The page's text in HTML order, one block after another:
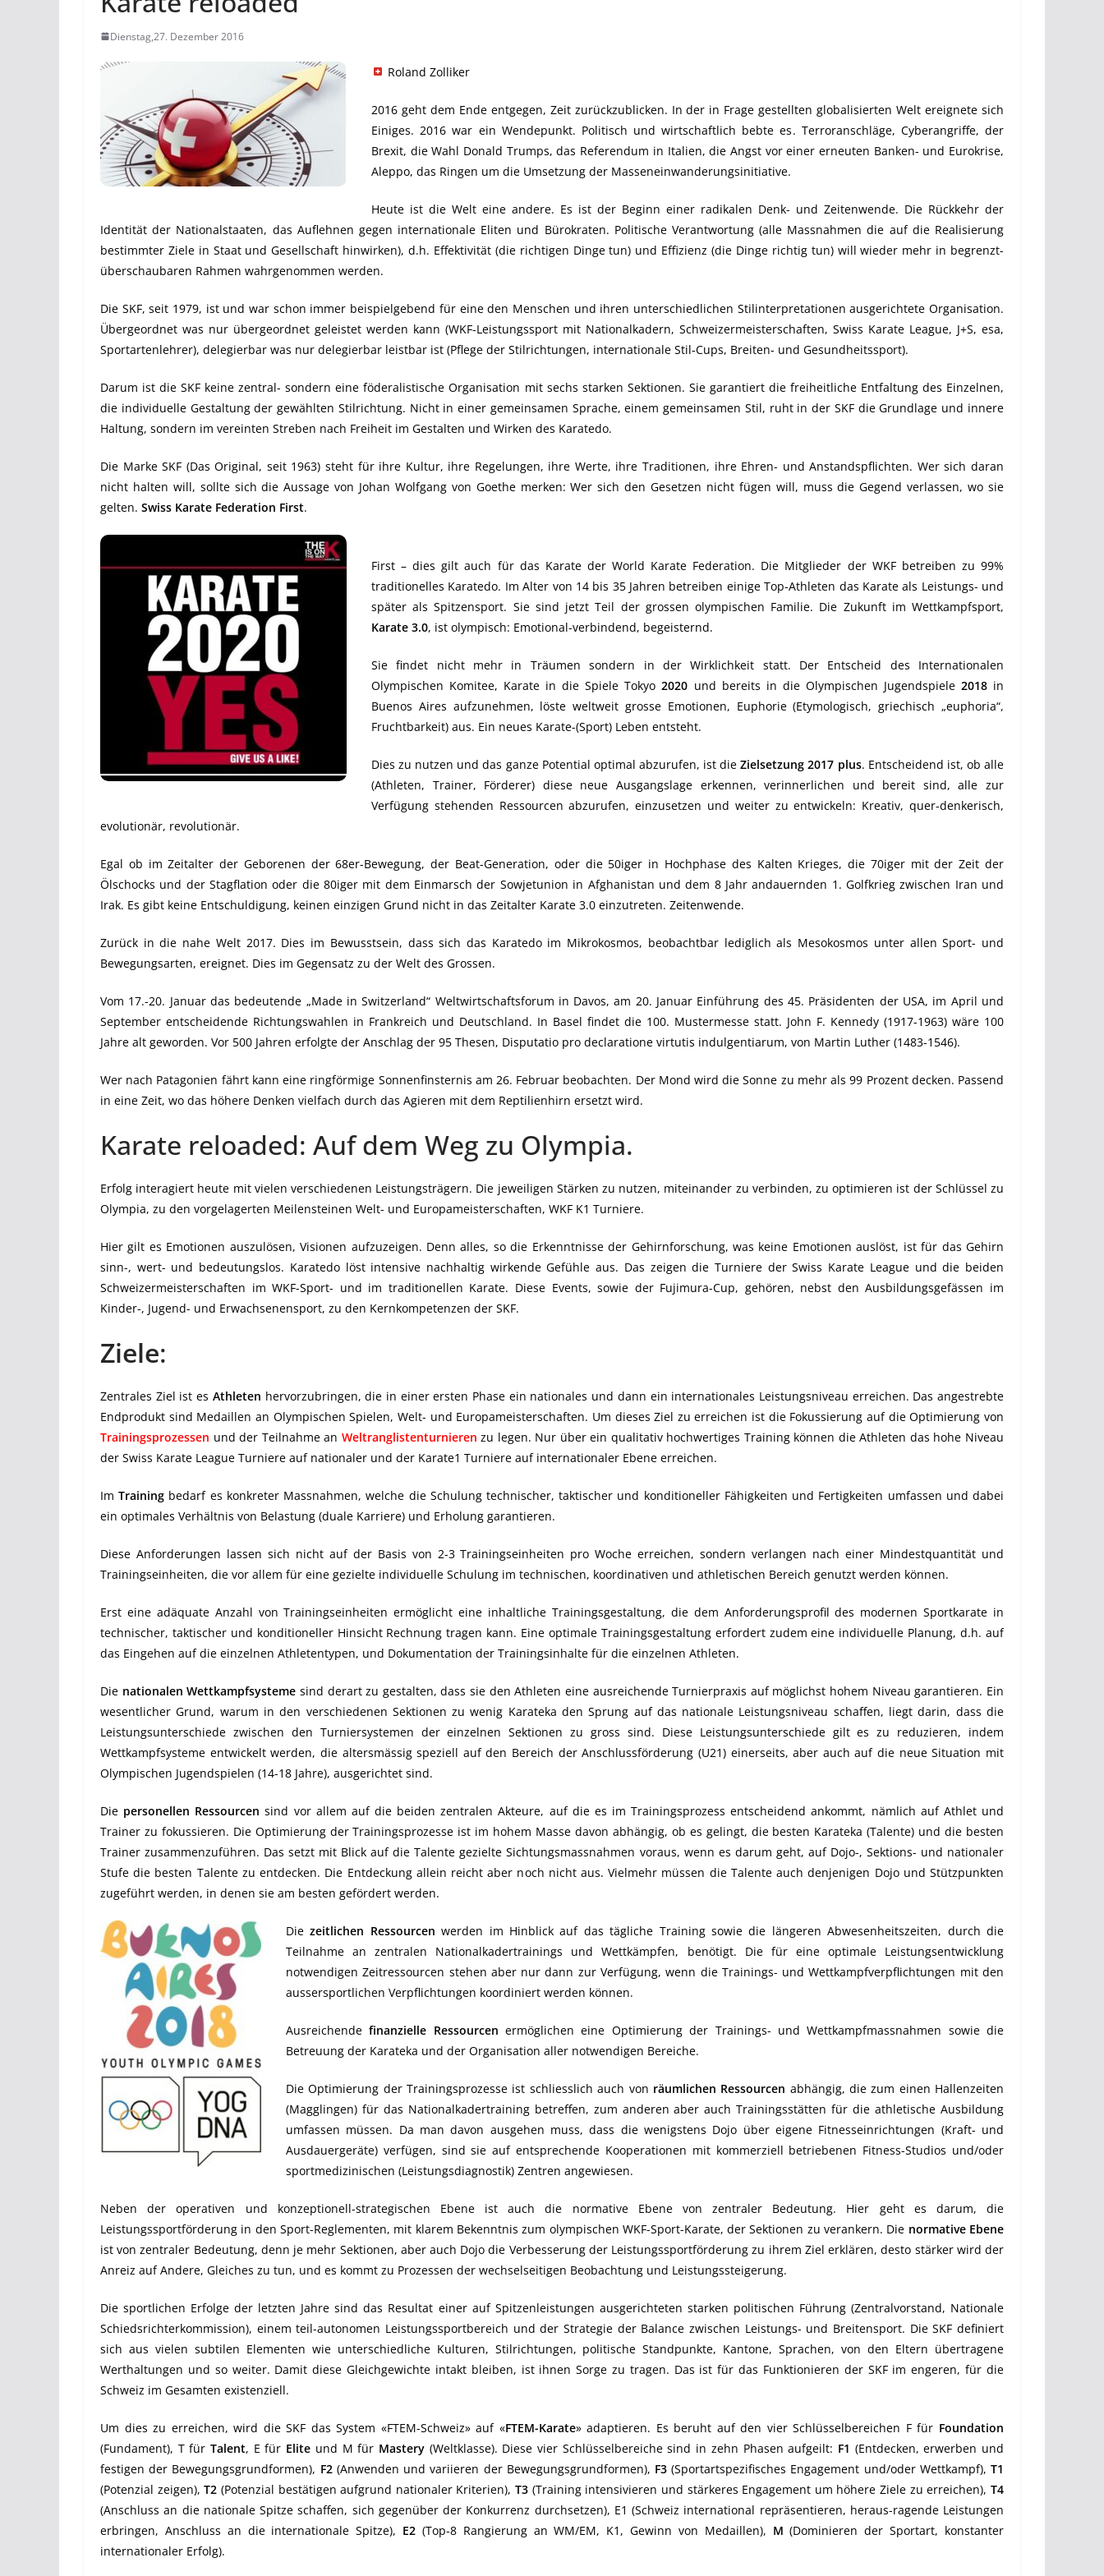
Dienstag,27. Dezember 2016
Roland Zolliker
2016 geht dem Ende entgegen, Zeit zurückzublicken. In der in Frage gestellten globalisierten Welt ereignete sich
Einiges. 2016 war ein Wendepunkt. Politisch und wirtschaftlich bebte es. Terroranschläge, Cyberangriffe, der
Brexit, die Wahl Donald Trumps, das Referendum in Italien, die Angst vor einer erneuten Banken- und Eurokrise,
Aleppo, das Ringen um die Umsetzung der Masseneinwanderungsinitiative.
Heute ist die Welt eine andere. Es ist der Beginn einer radikalen Denk- und Zeitenwende. Die Rückkehr der
Identität der Nationalstaaten, das Auflehnen gegen internationale Eliten und Bürokraten. Politische Verantwortung (alle Massnahmen die auf die Realisierung
bestimmter Ziele in Staat und Gesellschaft hinwirken), d.h. Effektivität (die richtigen Dinge tun) und Effizienz (die Dinge richtig tun) will wieder mehr in begrenzt-
überschaubaren Rahmen wahrgenommen werden.
Die SKF, seit 1979, ist und war schon immer beispielgebend für eine den Menschen und ihren unterschiedlichen Stilinterpretationen ausgerichtete Organisation.
Übergeordnet was nur übergeordnet geleistet werden kann (WKF-Leistungssport mit Nationalkadern, Schweizermeisterschaften, Swiss Karate League, J+S, esa,
Sportartenlehrer), delegierbar was nur delegierbar leistbar ist (Pflege der Stilrichtungen, internationale Stil-Cups, Breiten- und Gesundheitssport).
Darum ist die SKF keine zentral- sondern eine föderalistische Organisation mit sechs starken Sektionen. Sie garantiert die freiheitliche Entfaltung des Einzelnen,
die individuelle Gestaltung der gewählten Stilrichtung. Nicht in einer gemeinsamen Sprache, einem gemeinsamen Stil, ruht in der SKF die Grundlage und innere
Haltung, sondern im vereinten Streben nach Freiheit im Gestalten und Wirken des Karatedo.
Die Marke SKF (Das Original, seit 1963) steht für ihre Kultur, ihre Regelungen, ihre Werte, ihre Traditionen, ihre Ehren- und Anstandspflichten. Wer sich daran
nicht halten will, sollte sich die Aussage von Johan Wolfgang von Goethe merken: Wer sich den Gesetzen nicht fügen will, muss die Gegend verlassen, wo sie
gelten. Swiss Karate Federation First.
First – dies gilt auch für das Karate der World Karate Federation. Die Mitglieder der WKF betreiben zu 99%
traditionelles Karatedo. Im Alter von 14 bis 35 Jahren betreiben einige Top-Athleten das Karate als Leistungs- und
später als Spitzensport. Sie sind jetzt Teil der grossen olympischen Familie. Die Zukunft im Wettkampfsport,
Karate 3.0, ist olympisch: Emotional-verbindend, begeisternd.
Sie findet nicht mehr in Träumen sondern in der Wirklichkeit statt. Der Entscheid des Internationalen
Olympischen Komitee, Karate in die Spiele Tokyo2020 und bereits in die Olympischen Jugendspiele 2018in
Buenos Aires aufzunehmen, löste weltweit grosse Emotionen, Euphorie (Etymologisch, griechisch „euphoria“,
Fruchtbarkeit) aus. Ein neues Karate-(Sport) Leben entsteht.
Dies zu nutzen und das ganze Potential optimal abzurufen, ist dieZielsetzung 2017 plus. Entscheidend ist, ob alle
(Athleten, Trainer, Förderer) diese neue Ausgangslage erkennen, verinnerlichen und bereit sind, alle zur
Verfügung stehenden Ressourcen abzurufen, einzusetzen und weiter zu entwickeln: Kreativ, quer-denkerisch,
evolutionär, revolutionär.
Egal ob im Zeitalter der Geborenen der 68er-Bewegung, der Beat-Generation, oder die 50iger in Hochphase des Kalten Krieges, die 70iger mit der Zeit der
Ölschocks und der Stagflation oder die 80iger mit dem Einmarsch der Sowjetunion in Afghanistan und dem 8 Jahr andauernden 1. Golfkrieg zwischen Iran und
Irak. Es gibt keine Entschuldigung, keinen einzigen Grund nicht in das Zeitalter Karate 3.0 einzutreten. Zeitenwende.
Zurück in die nahe Welt 2017. Dies im Bewusstsein, dass sich das Karatedo im Mikrokosmos, beobachtbar lediglich als Mesokosmos unter allen Sport- und
Bewegungsarten, ereignet. Dies im Gegensatz zu der Welt des Grossen.
Vom 17.-20. Januar das bedeutende „Made in Switzerland“ Weltwirtschaftsforum in Davos, am 20. Januar Einführung des 45. Präsidenten der USA, im April und
September entscheidende Richtungswahlen in Frankreich und Deutschland. In Basel findet die 100. Mustermesse statt. John F. Kennedy (1917-1963) wäre 100
Jahre alt geworden. Vor 500 Jahren erfolgte der Anschlag der 95 Thesen, Disputatio pro declaratione virtutis indulgentiarum, von Martin Luther (1483-1546).
Wer nach Patagonien fährt kann eine ringförmige Sonnenfinsternis am 26. Februar beobachten. Der Mond wird die Sonne zu mehr als 99 Prozent decken. Passend
in eine Zeit, wo das höhere Denken vielfach durch das Agieren mit dem Reptilienhirn ersetzt wird.
Karate reloaded: Auf dem Weg zu Olympia.
Erfolg interagiert heute mit vielen verschiedenen Leistungsträgern. Die jeweiligen Stärken zu nutzen, miteinander zu verbinden, zu optimieren ist der Schlüssel zu
Olympia, zu den vorgelagerten Meilensteinen Welt- und Europameisterschaften, WKF K1 Turniere.
Hier gilt es Emotionen auszulösen, Visionen aufzuzeigen. Denn alles, so die Erkenntnisse der Gehirnforschung, was keine Emotionen auslöst, ist für das Gehirn
sinn-, wert- und bedeutungslos. Karatedo löst intensive nachhaltig wirkende Gefühle aus. Das zeigen die Turniere der Swiss Karate League und die beiden
Schweizermeisterschaften im WKF-Sport- und im traditionellen Karate. Diese Events, sowie der Fujimura-Cup, gehören, nebst den Ausbildungsgefässen im
Kinder-, Jugend- und Erwachsenensport, zu den Kernkompetenzen der SKF.
Ziele:
Zentrales Ziel ist es Athleten hervorzubringen, die in einer ersten Phase ein nationales und dann ein internationales Leistungsniveau erreichen. Das angestrebte
Endprodukt sind Medaillen an Olympischen Spielen, Welt- und Europameisterschaften. Um dieses Ziel zu erreichen ist die Fokussierung auf die Optimierung von
Trainingsprozessen und der Teilnahme an Weltranglistenturnierenzu legen. Nur über ein qualitativ hochwertiges Training können die Athleten das hohe Niveau
der Swiss Karate League Turniere auf nationaler und der Karate1 Turniere auf internationaler Ebene erreichen.
ImTraining bedarf es konkreter Massnahmen, welche die Schulung technischer, taktischer und konditioneller Fähigkeiten und Fertigkeiten umfassen und dabei
ein optimales Verhältnis von Belastung (duale Karriere) und Erholung garantieren.
Diese Anforderungen lassen sich nicht auf der Basis von 2-3 Trainingseinheiten pro Woche erreichen, sondern verlangen nach einer Mindestquantität und
Trainingseinheiten, die vor allem für eine gezielte individuelle Schulung im technischen, koordinativen und athletischen Bereich genutzt werden können.
Erst eine adäquate Anzahl von Trainingseinheiten ermöglicht eine inhaltliche Trainingsgestaltung, die dem Anforderungsprofil des modernen Sportkarate in
technischer, taktischer und konditioneller Hinsicht Rechnung tragen kann. Eine optimale Trainingsgestaltung erfordert zudem eine individuelle Planung, d.h. auf
das Eingehen auf die einzelnen Athletentypen, und Dokumentation der Trainingsinhalte für die einzelnen Athleten.
Die nationalen Wettkampfsysteme sind derart zu gestalten, dass sie den Athleten eine ausreichende Turnierpraxis auf möglichst hohem Niveau garantieren. Ein
wesentlicher Grund, warum in den verschiedenen Sektionen zu wenig Karateka den Sprung auf das nationale Leistungsniveau schaffen, liegt darin, dass die
Leistungsunterschiede zwischen den Turniersystemen der einzelnen Sektionen zu gross sind. Diese Leistungsunterschiede gilt es zu reduzieren, indem
Wettkampfsysteme entwickelt werden, die altersmässig speziell auf den Bereich der Anschlussförderung (U21) einerseits, aber auch auf die neue Situation mit
Olympischen Jugendspielen (14-18 Jahre), ausgerichtet sind.
Die personellen Ressourcen sind vor allem auf die beiden zentralen Akteure, auf die es im Trainingsprozess entscheidend ankommt, nämlich auf Athlet und
Trainer zu fokussieren. Die Optimierung der Trainingsprozesse ist im hohem Masse davon abhängig, ob es gelingt, die besten Karateka (Talente) und die besten
Trainer zusammenzuführen. Das setzt mit Blick auf die Talente gezielte Sichtungsmassnahmen voraus, wenn es darum geht, auf Dojo-, Sektions- und nationaler
Stufe die besten Talente zu entdecken. Die Entdeckung allein reicht aber noch nicht aus. Vielmehr müssen die Talente auch denjenigen Dojo und Stützpunkten
zugeführt werden, in denen sie am besten gefördert werden.
Diezeitlichen Ressourcen werden im Hinblick auf das tägliche Training sowie die längeren Abwesenheitszeiten, durch die
Teilnahme an zentralen Nationalkadertrainings und Wettkämpfen, benötigt. Die für eine optimale Leistungsentwicklung
notwendigen Zeitressourcen stehen aber nur dann zur Verfügung, wenn die Trainings- und Wettkampfverpflichtungen mit den
aussersportlichen Verpflichtungen koordiniert werden können.
Ausreichendefinanzielle Ressourcen ermöglichen eine Optimierung der Trainings- und Wettkampfmassnahmen sowie die
Betreuung der Karateka und der Organisation aller notwendigen Bereiche.
Die Optimierung der Trainingsprozesse ist schliesslich auch von räumlichen Ressourcen abhängig, die zum einen Hallenzeiten
(Magglingen) für das Nationalkadertraining betreffen, zum anderen aber auch Trainingsstätten für die athletische Ausbildung
umfassen müssen. Da man davon ausgehen muss, dass die wenigstens Dojo über eigene Fitnesseinrichtungen (Kraft- und
Ausdauergeräte) verfügen, sind sie auf entsprechende Kooperationen mit kommerziell betriebenen Fitness-Studios und/oder
sportmedizinischen (Leistungsdiagnostik) Zentren angewiesen.
Neben der operativen und konzeptionell-strategischen Ebene ist auch die normative Ebene von zentraler Bedeutung. Hier geht es darum, die
Leistungssportförderung in den Sport-Reglementen, mit klarem Bekenntnis zum olympischen WKF-Sport-Karate, der Sektionen zu verankern. Die normative Ebene
ist von zentraler Bedeutung, denn je mehr Sektionen, aber auch Dojo die Verbesserung der Leistungssportförderung zu ihrem Ziel erklären, desto stärker wird der
Anreiz auf Andere, Gleiches zu tun, und es kommt zu Prozessen der wechselseitigen Beobachtung und Leistungssteigerung.
Die sportlichen Erfolge der letzten Jahre sind das Resultat einer auf Spitzenleistungen ausgerichteten starken politischen Führung (Zentralvorstand, Nationale
Schiedsrichterkommission), einem teil-autonomen Leistungssportbereich und der Strategie der Balance zwischen Leistungs- und Breitensport. Die SKF definiert
sich aus vielen subtilen Elementen wie unterschiedliche Kulturen, Stilrichtungen, politische Standpunkte, Kantone, Sprachen, von den Eltern übertragene
Werthaltungen und so weiter. Damit diese Gleichgewichte intakt bleiben, ist ihnen Sorge zu tragen. Das ist für das Funktionieren der SKF im engeren, für die
Schweiz im Gesamten existenziell.
Um dies zu erreichen, wird die SKF das System «FTEM-Schweiz» auf «FTEM-Karate» adaptieren. Es beruht auf den vier Schlüsselbereichen F für Foundation
(Fundament), T fürTalent, E für Elite und M für Mastery (Weltklasse). Diese vier Schlüsselbereiche sind in zehn Phasen aufgeilt: F1 (Entdecken, erwerben und
festigen der Bewegungsgrundformen), F2(Anwenden und variieren der Bewegungsgrundformen), F3(Sportartspezifisches Engagement und/oder Wettkampf),T1
(Potenzial zeigen),T2 (Potenzial bestätigen aufgrund nationaler Kriterien),T3 (Training intensivieren und stärkeres Engagement um höhere Ziele zu erreichen),T4
(Anschluss an die nationale Spitze schaffen, sich gegenüber der Konkurrenz durchsetzen), E1 (Schweiz international repräsentieren, heraus-ragende Leistungen
erbringen, Anschluss an die internationale Spitze), E2 (Top-8 Rangierung an WM/EM, K1, Gewinn von Medaillen), M (Dominieren der Sportart, konstanter
internationaler Erfolg).